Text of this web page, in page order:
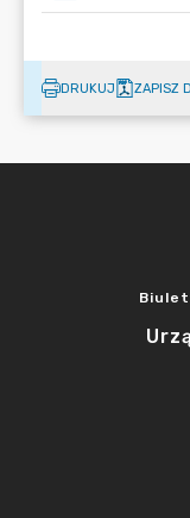
DRUKUJ ZAPISZ